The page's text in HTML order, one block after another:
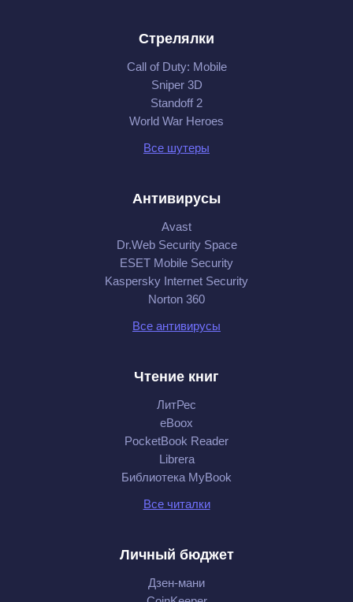
Стрелялки
Call of Duty: Mobile
Sniper 3D
Standoff 2
World War Heroes
Все шутеры
Антивирусы
Avast
Dr.Web Security Space
ESET Mobile Security
Kaspersky Internet Security
Norton 360
Все антивирусы
Чтение книг
ЛитРес
eBoox
PocketBook Reader
Librera
Библиотека MyBook
Все читалки
Личный бюджет
Дзен-мани